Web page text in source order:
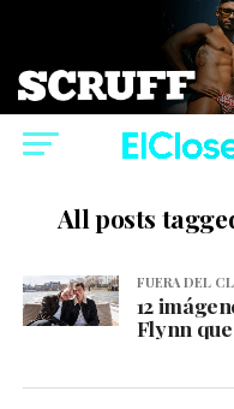
All posts
FUERA DEL
12
Flynn